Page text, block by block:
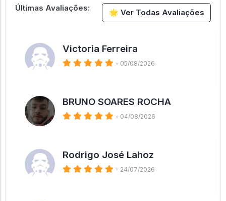
🌟 Ver Todas Avaliações
Últimas Avaliações:
Victoria Ferreira
- 05/08/2026
BRUNO SOARES ROCHA
- 04/08/2026
Rodrigo José Lahoz
- 24/07/2026